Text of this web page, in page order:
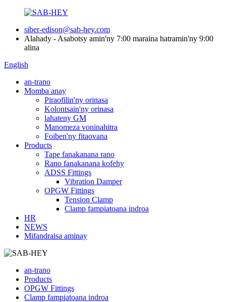
siber-edison@sab-hey.com
Alahady - Asabotsy amin'ny 7:00 maraina hatramin'ny 9:00
alina
English
an-trano
Momba anay
Piraofilin'ny orinasa
Kolontsain'ny orinasa
lahateny GM
Manomeza voninahitra
Foiben'ny fitaovana
Products
Tape fanakanana rano
Rano fanakanana kofehy
ADSS Fittings
Vibration Damper
OPGW Fittings
Tension Clamp
Clamp fampiatoana indroa
HR
NEWS
Mifandraisa aminay
an-trano
Products
OPGW Fittings
Clamp fampiatoana indroa